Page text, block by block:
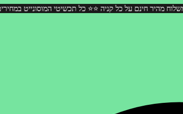
משלוח מהיר חינם על כל קניה ⭐️⭐️ כל•ביותר בארץ ⭐️⭐️